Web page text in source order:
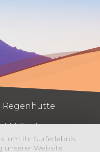
Regenhütte
Impressum
um Ihr Surferlebnis
unserer Website